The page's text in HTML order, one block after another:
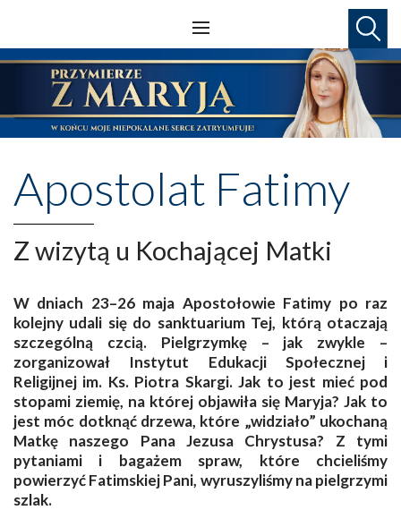
Apostolat Fatimy
Z wizytą u Kochającej Matki
W dniach 23–26 maja Apostołowie Fatimy po raz
kolejny udali się do sanktuarium Tej, którą otaczają
szczególną czcią. Pielgrzymkę – jak zwykle –
zorganizował Instytut Edukacji Społecznej i
Religijnej im. Ks. Piotra Skargi. Jak to jest mieć pod
stopami ziemię, na której objawiła się Maryja? Jak to
jest móc dotknąć drzewa, które „widziało” ukochaną
Matkę naszego Pana Jezusa Chrystusa? Z tymi
pytaniami i bagażem spraw, które chcieliśmy
powierzyć Fatimskiej Pani, wyruszyliśmy na pielgrzymi
szlak.